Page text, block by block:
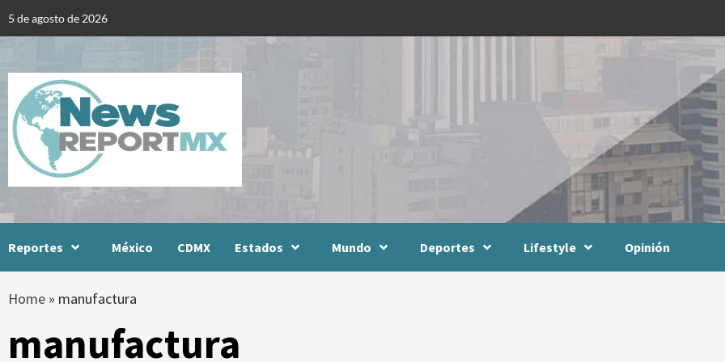
5 de agosto de 2026
Reportes México CDMX Estados Mundo Deportes Lifestyle Opinión
Home » manufactura
manufactura